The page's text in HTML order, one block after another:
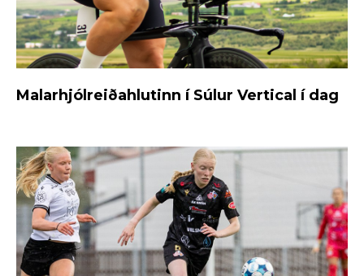
Malarhjólreiðahlutinn í Súlur Vertical í dag